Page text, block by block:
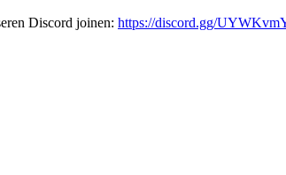
Discord joinen: https://discord.gg/